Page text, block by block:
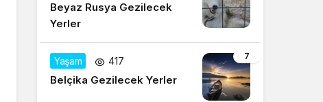
Beyaz Rusya Gezilecek
Yerler
7
Yaşam 417
Belçika Gezilecek Yerler